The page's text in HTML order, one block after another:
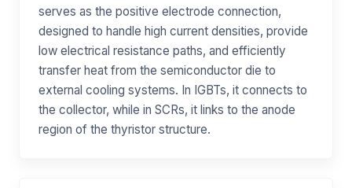
serves as the positive electrode connection,
designed to handle high current densities, provide
low electrical resistance paths, and efficiently
transfer heat from the semiconductor die to
external cooling systems. In IGBTs, it connects to
the collector, while in SCRs, it links to the anode
region of the thyristor structure.